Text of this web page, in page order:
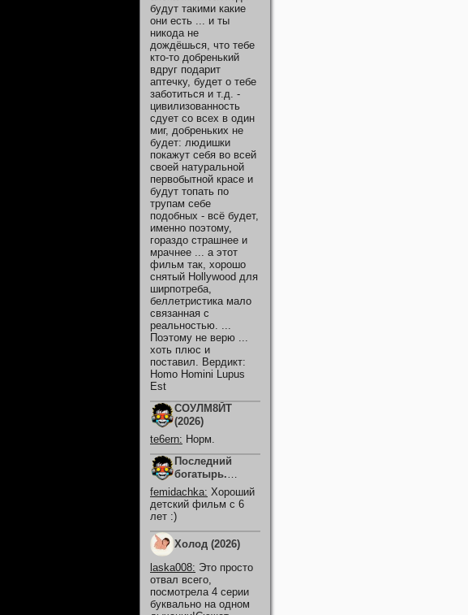
будут такими какие
они есть ... и ты
никода не
дождёшься, что тебе
кто-то добренький
вдруг подарит
аптечку, будет о тебе
заботиться и т.д. -
цивилизованность
сдует со всех в один
миг, добреньких не
будет: людишки
покажут себя во всей
своей натуральной
первобытной красе и
будут топать по
трупам себе
подобных - всё будет,
именно поэтому,
гораздо страшнее и
мрачнее ... а этот
фильм так, хорошо
снятый Hollywood для
ширпотреба,
беллетристика мало
связанная с
реальностью. ...
Поэтому не верю ...
хоть плюс и
поставил. Вердикт:
Homo Homini Lupus
Est
СОУЛМ8ЙТ
(2026)
te6ern: Норм.
Последний
богатырь.
Колобок (2026)
femidachka: Хороший
детский фильм с 6
лет :)
Холод (2026)
laska008: Это просто
отвал всего,
посмотрела 4 серии
буквально на одном